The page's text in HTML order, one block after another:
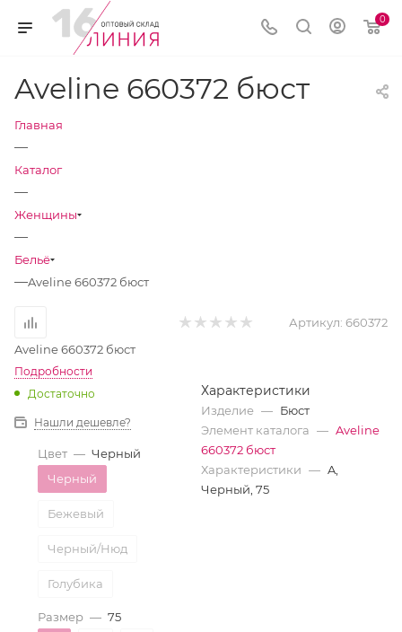
0
Aveline 660372 бюст
Главная
—
Каталог
—
Женщины
—
Бельё
—Aveline 660372 бюст
Артикул: 660372
Aveline 660372 бюст
Подробности
Достаточно
Нашли дешевле?
Цвет — Черный
Черный
Бежевый
Черный/Нюд
Голубика
Размер — 75
Характеристики
Изделие — Бюст
Элемент каталога — Aveline
660372 бюст
Характеристики — A,
Черный, 75